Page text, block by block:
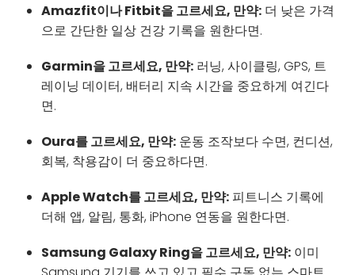
Amazfit이나 Fitbit을 고르세요, 만약: 더 낮은 가격
으로 간단한 일상 건강 기록을 원한다면.
Garmin을 고르세요, 만약: 러닝, 사이클링, GPS, 트
레이닝 데이터, 배터리 지속 시간을 중요하게 여긴다
면.
Oura를 고르세요, 만약: 운동 조작보다 수면, 컨디션,
회복, 착용감이 더 중요하다면.
Apple Watch를 고르세요, 만약: 피트니스 기록에
더해 앱, 알림, 통화, iPhone 연동을 원한다면.
Samsung Galaxy Ring을 고르세요, 만약: 이미